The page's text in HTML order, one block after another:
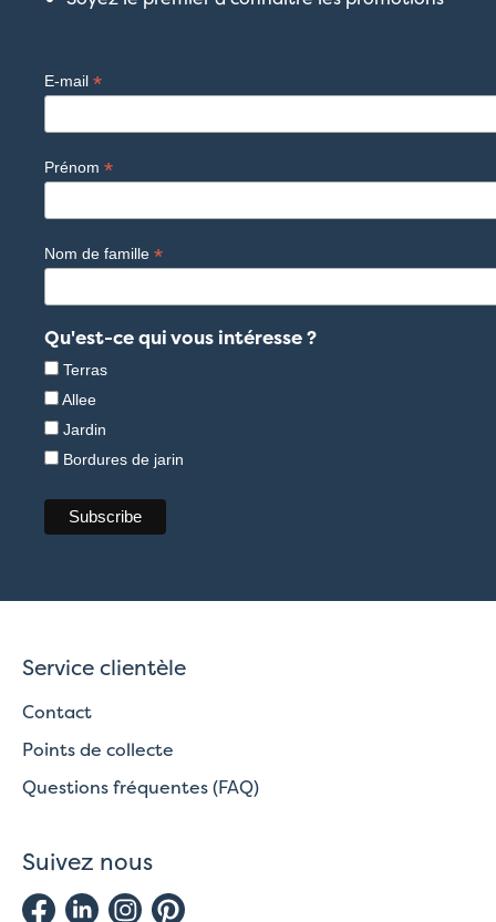
E-mail *
Prénom *
Nom de famille *
Qu'est-ce qui vous intéresse ?
Terras
Allee
Jardin
Bordures de jarin
Service clientèle
Contact
Points de collecte
Questions fréquentes (FAQ)
Suivez nous